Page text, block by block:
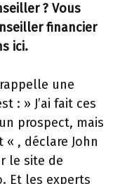
? Vous
financier
ici.
une
: » J’ai fait ces
prospect, mais
, déclare John
le site de
Et les experts